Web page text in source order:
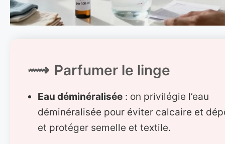
Parfumer le linge
Eau déminéralisée : on privilégie l’eau
déminéralisée pour éviter calcaire et
et protéger semelle et textile.